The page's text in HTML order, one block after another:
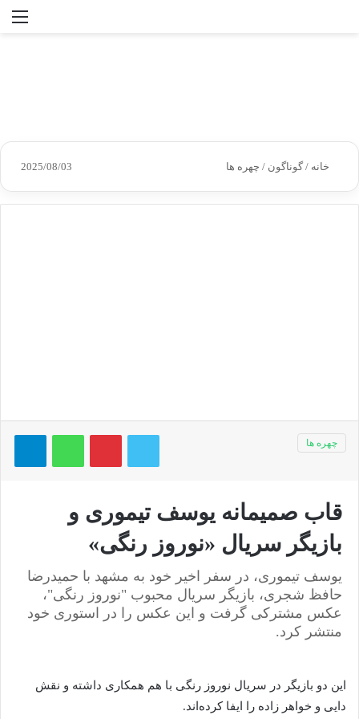
جستجو
خانه / گوناگون / چهره ها 2025/08/03
توییتر پینتریستواتس آپ
چهره ها
قاب صمیمانه یوسف تیموری و
بازیگر سریال «نوروز رنگی»
یوسف تیموری، در سفر اخیر خود به مشهد با حمیدرضا
حافظ شجری، بازیگر سریال محبوب "نوروز رنگی"،
عکس مشترکی گرفت و این عکس را در استوری خود
منتشر کرد.
این دو بازیگر در سریال نوروز رنگی با هم همکاری داشته و نقش
دایی و خواهر زاده را ایفا کرده‌اند.